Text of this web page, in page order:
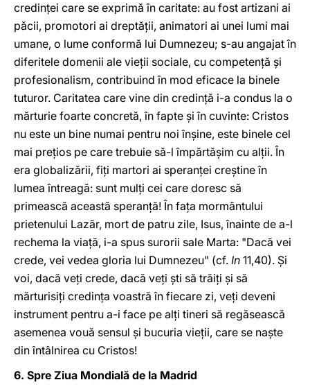
credinţei care se exprimă în caritate: au fost artizani ai
păcii, promotori ai dreptăţii, animatori ai unei lumi mai
umane, o lume conformă lui Dumnezeu; s-au angajat în
diferitele domenii ale vieţii sociale, cu competenţă şi
profesionalism, contribuind în mod eficace la binele
tuturor. Caritatea care vine din credinţă i-a condus la o
mărturie foarte concretă, în fapte şi în cuvinte: Cristos
nu este un bine numai pentru noi înşine, este binele cel
mai preţios pe care trebuie să-l împărtăşim cu alţii. În
era globalizării, fiţi martori ai speranţei creştine în
lumea întreagă: sunt mulţi cei care doresc să
primească această speranţă! În faţa mormântului
prietenului Lazăr, mort de patru zile, Isus, înainte de a-l
rechema la viaţă, i-a spus surorii sale Marta: "Dacă vei
crede, vei vedea gloria lui Dumnezeu" (cf. In 11,40). Şi
voi, dacă veţi crede, dacă veţi şti să trăiţi şi să
mărturisiţi credinţa voastră în fiecare zi, veţi deveni
instrument pentru a-i face pe alţi tineri să regăsească
asemenea vouă sensul şi bucuria vieţii, care se naşte
din întâlnirea cu Cristos!
6. Spre Ziua Mondială de la Madrid